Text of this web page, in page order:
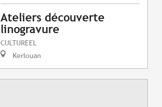
Ateliers découverte
linogravure
CULTUREEL
Kerlouan